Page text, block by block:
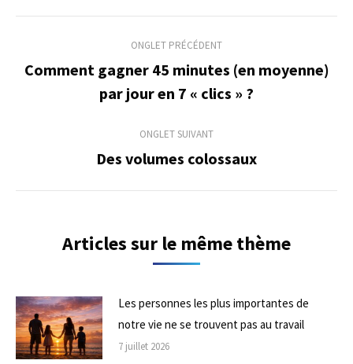
de
commentaire
ONGLET PRÉCÉDENT
Onglet
précédent
Comment gagner 45 minutes (en moyenne)
par jour en 7 « clics » ?
ONGLET SUIVANT
Onglet
Des volumes colossaux
Articles sur le même thème
Les personnes les plus importantes de
notre vie ne se trouvent pas au travail
7 juillet 2026